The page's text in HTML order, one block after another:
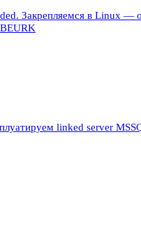
Закрепляемся в Linux —
linked server